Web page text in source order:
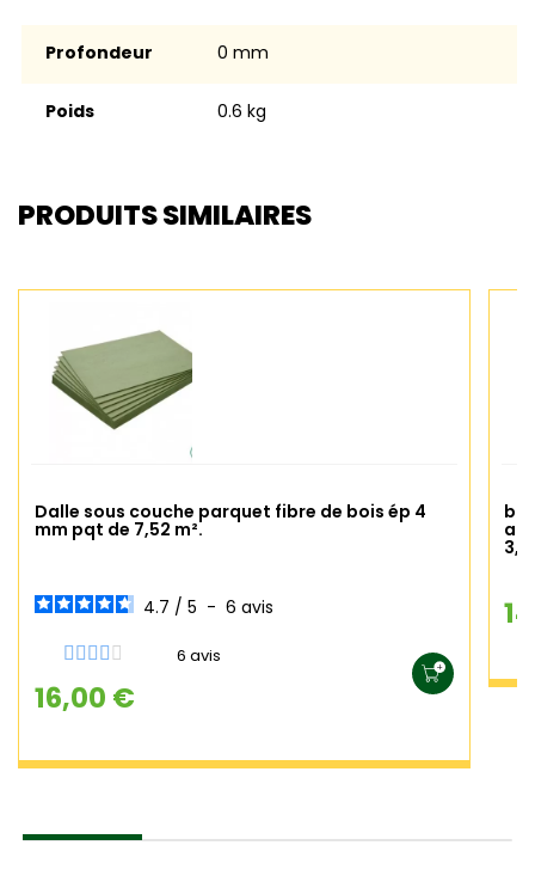
Profondeur 0 mm
Poids 0.6 kg
PRODUITS SIMILAIRES
Dalle sous couche parquet fibre de bois ép 4
mm pqt de 7,52 m².
4.7 / 5 - 6 avis
6 avis
16,00 €